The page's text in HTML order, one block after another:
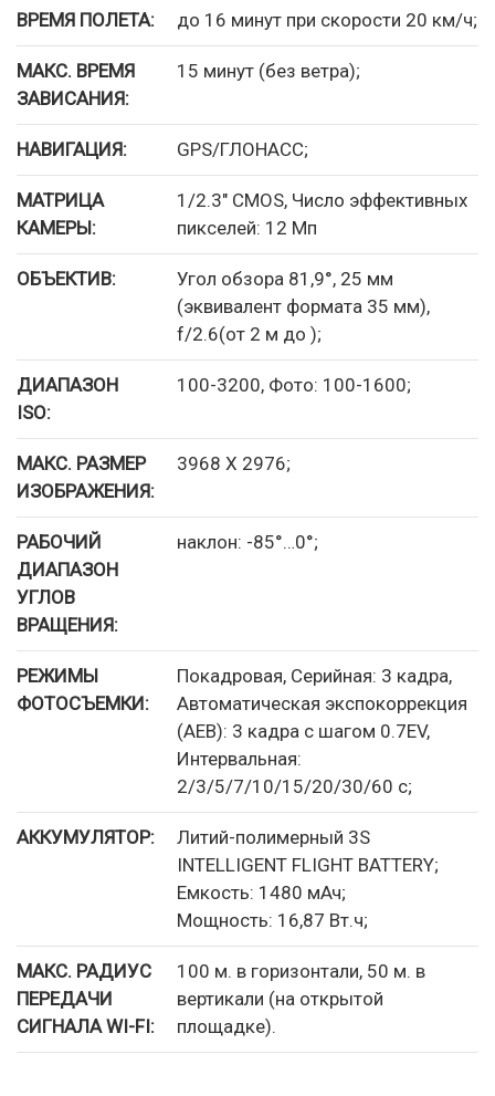
ВРЕМЯ ПОЛЕТА: до 16 минут при скорости 20 км/ч;
МАКС. ВРЕМЯ
ЗАВИСАНИЯ:
15 минут (без ветра);
НАВИГАЦИЯ: GPS/ГЛОНАСС;
МАТРИЦА
КАМЕРЫ:
1/2.3″ CMOS, Число эффективных
пикселей: 12 Мп
ОБЪЕКТИВ:
Угол обзора 81,9°, 25 мм
(эквивалент формата 35 мм),
f/2.6(от 2 м до );
ДИАПАЗОН
ISO:
100-3200, Фото: 100-1600;
МАКС. РАЗМЕР
ИЗОБРАЖЕНИЯ:
3968 Х 2976;
РАБОЧИЙ
ДИАПАЗОН
УГЛОВ
ВРАЩЕНИЯ:
наклон: -85°…0°;
РЕЖИМЫ
ФОТОСЪЕМКИ:
Покадровая, Серийная: 3 кадра,
Автоматическая экспокоррекция
(AEB): 3 кадра с шагом 0.7EV,
Интервальная:
2/3/5/7/10/15/20/30/60 с;
АККУМУЛЯТОР:
Литий-полимерный 3S
INTELLIGENT FLIGHT BATTERY;
Емкость: 1480 мАч;
Мощность: 16,87 Вт.ч;
МАКС. РАДИУС
ПЕРЕДАЧИ
СИГНАЛА WI-FI:
100 м. в горизонтали, 50 м. в
вертикали (на открытой
площадке).